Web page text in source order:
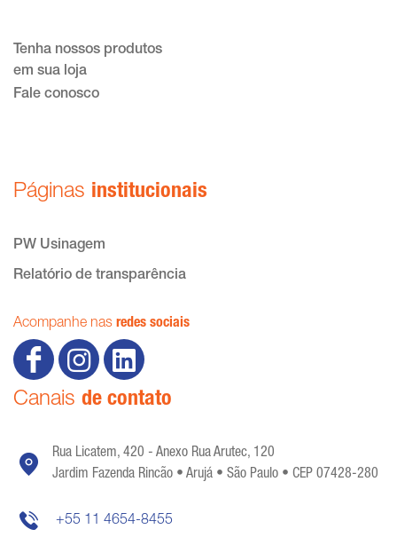
Tenha nossos produtos
em sua loja
Fale conosco
Páginas institucionais
PW Usinagem
Relatório de transparência
Acompanhe nas redes sociais
Canais de contato
Rua Licatem, 420 - Anexo Rua Arutec, 120
Jardim Fazenda Rincão • Arujá • São Paulo • CEP 07428-280
+55 11 4654-8455